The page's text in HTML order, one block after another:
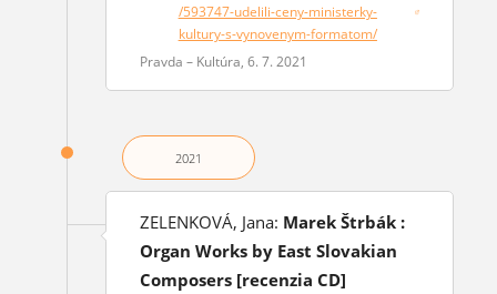
/593747-udelili-ceny-ministerky-
kultury-s-vynovenym-formatom/
(otvorí sa v novom okne)
Pravda – Kultúra, 6. 7. 2021
2021
ZELENKOVÁ, Jana: Marek Štrbák :
Organ Works by East Slovakian
Composers [recenzia CD]